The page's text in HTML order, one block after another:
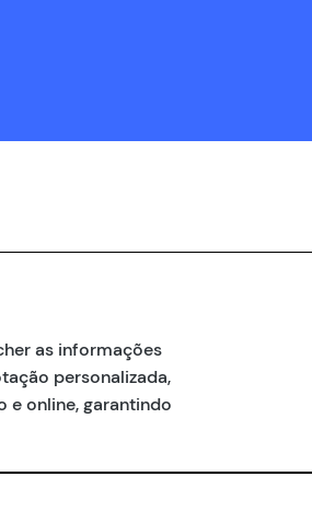
as informações
personalizada,
e online, garantindo